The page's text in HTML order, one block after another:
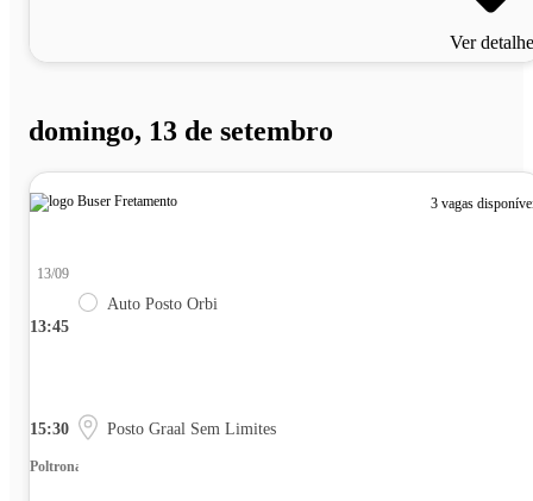
Ver
domingo, 13 de setembro
3 vagas
13:45
13/09
Auto Posto Orbi
15:30 Posto Graal Sem Limites
Poltrona